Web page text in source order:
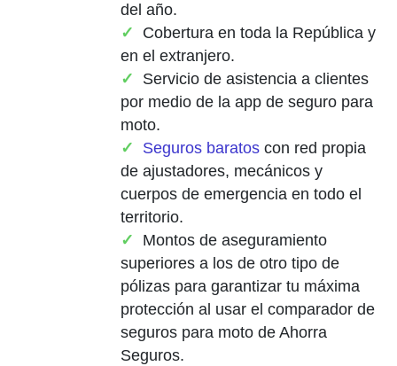
del año.
Cobertura en toda la República y
en el extranjero.
Servicio de asistencia a clientes
por medio de la app de seguro para
moto.
Seguros baratos con red propia
de ajustadores, mecánicos y
cuerpos de emergencia en todo el
territorio.
Montos de aseguramiento
superiores a los de otro tipo de
pólizas para garantizar tu máxima
protección al usar el comparador de
seguros para moto de Ahorra
Seguros.